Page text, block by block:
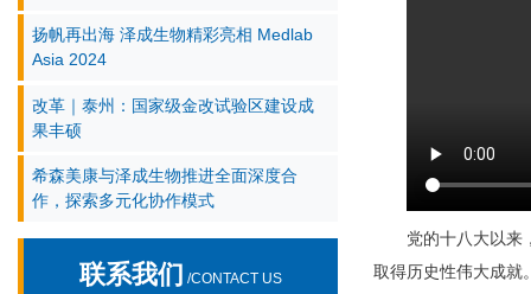
扬帆再出海 泽成生物精彩亮相 Medlab
Asia 2024
改革｜泰州：国家级金改试验区建设成
果丰硕
希森美康与泽成生物推进全面深度合
作，探索多元化协作模式
联系我们 /CONTACT US
党的十八大以来
取得历史性伟大成就